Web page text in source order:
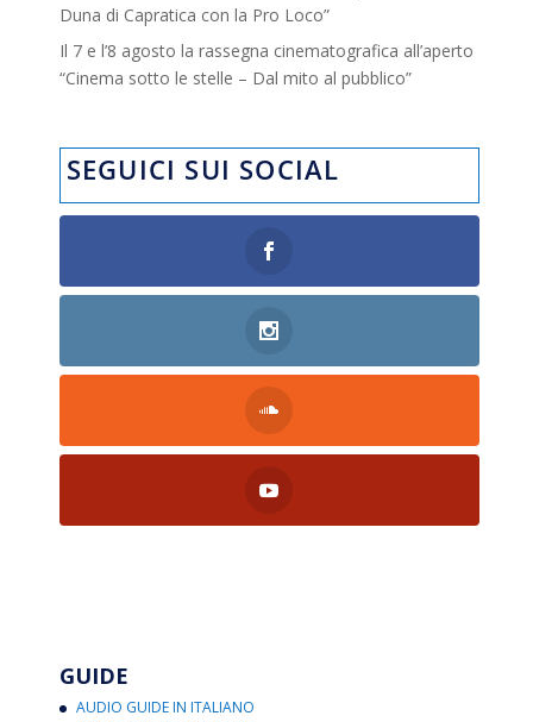
Duna di Capratica con la Pro Loco”
Il 7 e l’8 agosto la rassegna cinematografica all’aperto
“Cinema sotto le stelle – Dal mito al pubblico”
SEGUICI SUI SOCIAL
GUIDE
AUDIO GUIDE IN ITALIANO